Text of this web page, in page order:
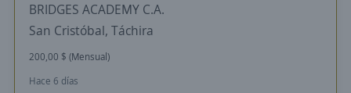
BRIDGES ACADEMY C.A.
San Cristóbal, Táchira
200,00 $ (Mensual)
Hace 6 días